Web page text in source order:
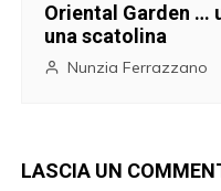
Oriental Garden …
una scatolina
Nunzia Ferrazzano
LASCIA UN